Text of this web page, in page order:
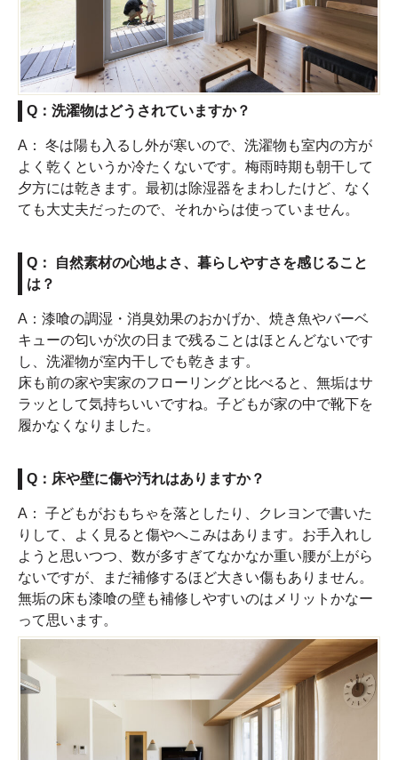
Q：洗濯物はどうされていますか？
A： 冬は陽も入るし外が寒いので、洗濯物も室内の方が
よく乾くというか冷たくないです。梅雨時期も朝干して
夕方には乾きます。最初は除湿器をまわしたけど、なく
ても大丈夫だったので、それからは使っていません。
Q： 自然素材の心地よさ、暮らしやすさを感じること
は？
A：漆喰の調湿・消臭効果のおかげか、焼き魚やバーベ
キューの匂いが次の日まで残ることはほとんどないです
し、洗濯物が室内干しでも乾きます。
床も前の家や実家のフローリングと比べると、無垢はサ
ラッとして気持ちいいですね。子どもが家の中で靴下を
履かなくなりました。
Q：床や壁に傷や汚れはありますか？
A： 子どもがおもちゃを落としたり、クレヨンで書いた
りして、よく見ると傷やへこみはあります。お手入れし
ようと思いつつ、数が多すぎてなかなか重い腰が上がら
ないですが、まだ補修するほど大きい傷もありません。
無垢の床も漆喰の壁も補修しやすいのはメリットかなー
って思います。